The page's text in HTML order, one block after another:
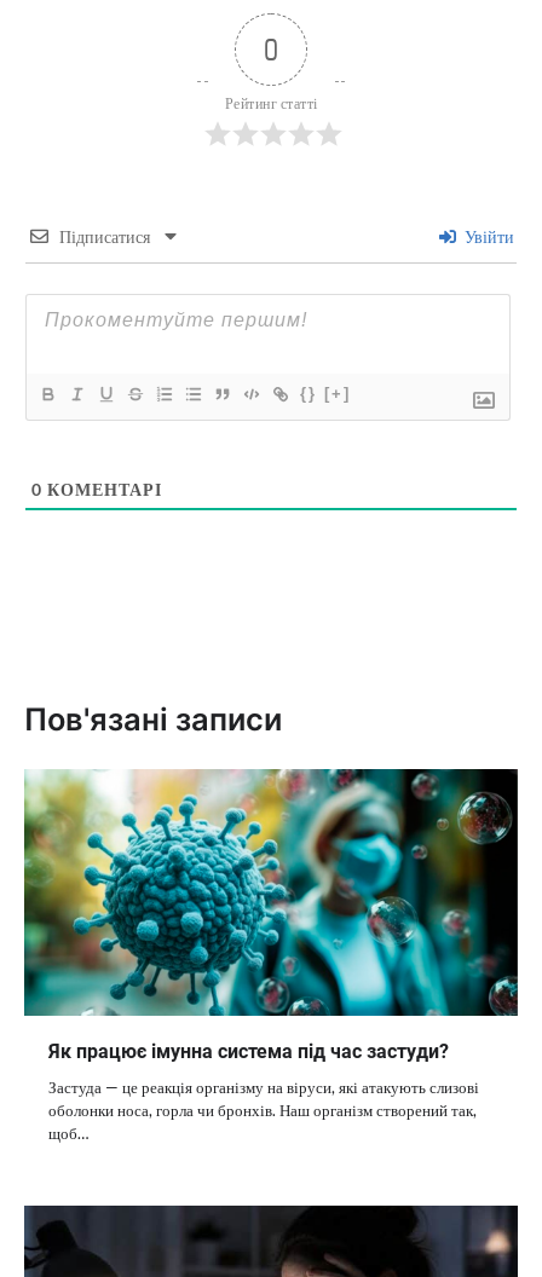
0
Рейтинг статті
Підписатися Увійти
{} [+]
0 КОМЕНТАРІ
Пов'язані записи
Як працює імунна система під час застуди?
Застуда — це реакція організму на віруси, які атакують слизові
оболонки носа, горла чи бронхів. Наш організм створений так,
щоб…